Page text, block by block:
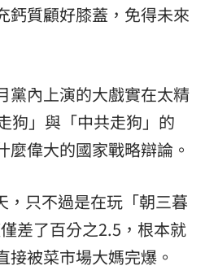
鈣質顧好膝蓋，免得未來
黨內上演的大戲實在太精
狗」與「中共走狗」的
偉大的國家戰略辯論。
，只不過是在玩「朝三暮
差了百分之2.5，根本就
被菜市場大媽完爆。